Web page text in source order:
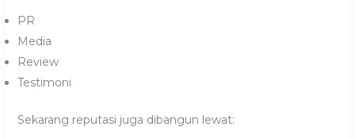
PR
Media
Review
Testimoni
Sekarang reputasi juga dibangun lewat: